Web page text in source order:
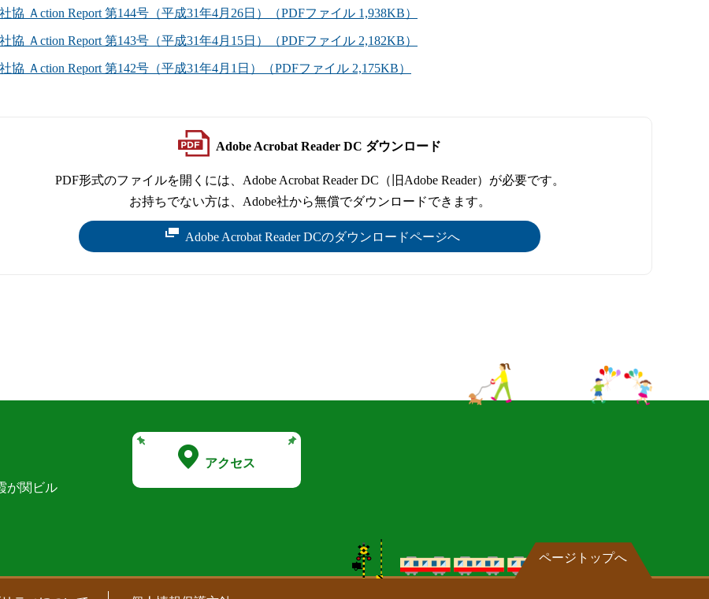
協 Ａction Report 第144号（平成31年4月26日）（PDFファイル 1,938KB）
協 Ａction Report 第143号（平成31年4月15日）（PDFファイル 2,182KB）
協 Ａction Report 第142号（平成31年4月1日）（PDFファイル 2,175KB）
Adobe Acrobat Reader DC ダウンロード
PDF形式のファイルを開くには、Adobe Acrobat Reader DC（旧Adobe Reader）が必要です。
お持ちでない方は、Adobe社から無償でダウンロードできます。
Adobe Acrobat Reader DCのダウンロードページへ
が関ビル
アクセス
ページトップへ